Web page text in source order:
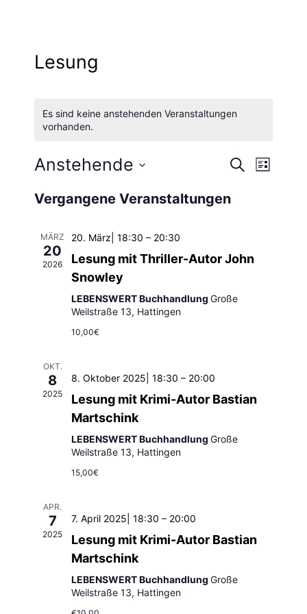
Lesung
Es sind keine anstehenden Veranstaltungen
vorhanden.
Suche
SucheListe
Anstehende
wählen.
Vergangene Veranstaltungen
MÄRZ
20
2026
20. März| 18:30 – 20:30
Lesung mit Thriller-Autor John
Snowley
LEBENSWERT Buchhandlung Große
Weilstraße 13, Hattingen
10,00€
OKT.
8
2025
8. Oktober 2025| 18:30 – 20:00
Lesung mit Krimi-Autor Bastian
Martschink
LEBENSWERT Buchhandlung Große
Weilstraße 13, Hattingen
15,00€
APR.
7
2025
7. April 2025| 18:30 – 20:00
Lesung mit Krimi-Autor Bastian
Martschink
LEBENSWERT Buchhandlung Große
Weilstraße 13, Hattingen